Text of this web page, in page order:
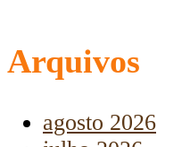
Arquivos
agosto 2026